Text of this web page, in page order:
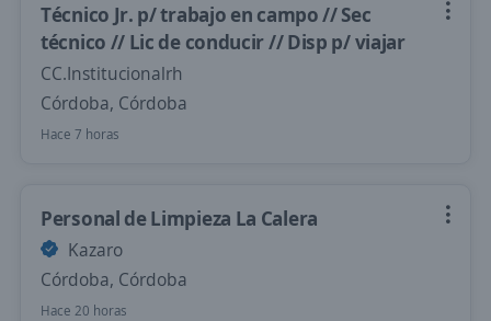
Técnico Jr. p/ trabajo en campo // Sec
técnico // Lic de conducir // Disp p/ viajar
CC.Institucionalrh
Córdoba, Córdoba
Hace 7 horas
Personal de Limpieza La Calera
Kazaro
Córdoba, Córdoba
Hace 20 horas